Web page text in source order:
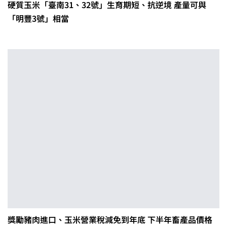
硬質玉米「臺南31、32號」生育期短、抗逆境 產量可與
「明豐3號」相當
獎勵豬肉進口、玉米營業稅減免到年底 下半年畜產品價格